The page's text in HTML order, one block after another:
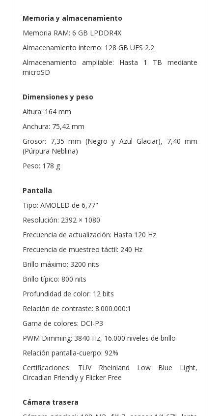
Memoria y almacenamiento
Memoria RAM: 6 GB LPDDR4X
Almacenamiento interno: 128 GB UFS 2.2
Almacenamiento ampliable: Hasta 1 TB mediante
microSD
Dimensiones y peso
Altura: 164 mm
Anchura: 75,42 mm
Grosor: 7,35 mm (Negro y Azul Glaciar), 7,40 mm
(Púrpura Neblina)
Peso: 178 g
Pantalla
Tipo: AMOLED de 6,77"
Resolución: 2392 × 1080
Frecuencia de actualización: Hasta 120 Hz
Frecuencia de muestreo táctil: 240 Hz
Brillo máximo: 3200 nits
Brillo típico: 800 nits
Profundidad de color: 12 bits
Relación de contraste: 8.000.000:1
Gama de colores: DCI-P3
PWM Dimming: 3840 Hz, 16.000 niveles de brillo
Relación pantalla-cuerpo: 92%
Certificaciones: TÜV Rheinland Low Blue Light,
Circadian Friendly y Flicker Free
Cámara trasera